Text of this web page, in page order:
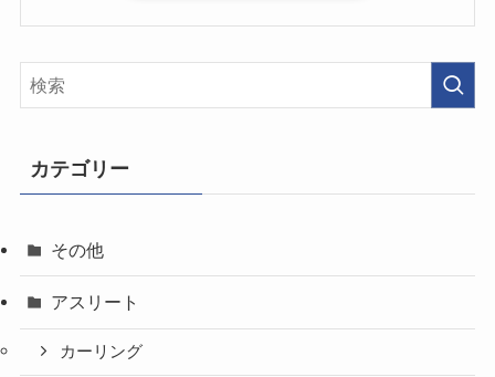
カテゴリー
その他
アスリート
カーリング